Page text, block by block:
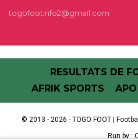
togofootinfo2@gmail.com
RESULTATS DE
AFRIK SPORTS
APO
© 2013 - 2026 - TOGO FOOT |
Run by :